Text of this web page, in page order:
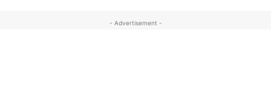
- Advertisement -